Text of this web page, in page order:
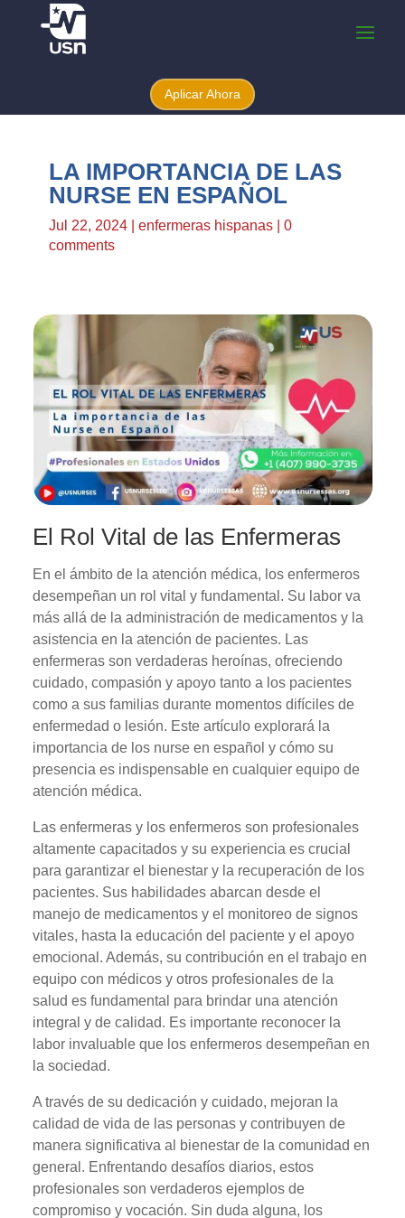
Aplicar Ahora
LA IMPORTANCIA DE LAS
NURSE EN ESPAÑOL
Jul 22, 2024| enfermeras hispanas| 0
comments
El Rol Vital de las Enfermeras
En el ámbito de la atención médica, los enfermeros
desempeñan un rol vital y fundamental. Su labor va
más allá de la administración de medicamentos y la
asistencia en la atención de pacientes. Las
enfermeras son verdaderas heroínas, ofreciendo
cuidado, compasión y apoyo tanto a los pacientes
como a sus familias durante momentos difíciles de
enfermedad o lesión. Este artículo explorará la
importancia de los nurse en español y cómo su
presencia es indispensable en cualquier equipo de
atención médica.
Las enfermeras y los enfermeros son profesionales
altamente capacitados y su experiencia es crucial
para garantizar el bienestar y la recuperación de los
pacientes. Sus habilidades abarcan desde el
manejo de medicamentos y el monitoreo de signos
vitales, hasta la educación del paciente y el apoyo
emocional. Además, su contribución en el trabajo en
equipo con médicos y otros profesionales de la
salud es fundamental para brindar una atención
integral y de calidad. Es importante reconocer la
labor invaluable que los enfermeros desempeñan en
la sociedad.
A través de su dedicación y cuidado, mejoran la
calidad de vida de las personas y contribuyen de
manera significativa al bienestar de la comunidad en
general. Enfrentando desafíos diarios, estos
profesionales son verdaderos ejemplos de
compromiso y vocación. Sin duda alguna, los